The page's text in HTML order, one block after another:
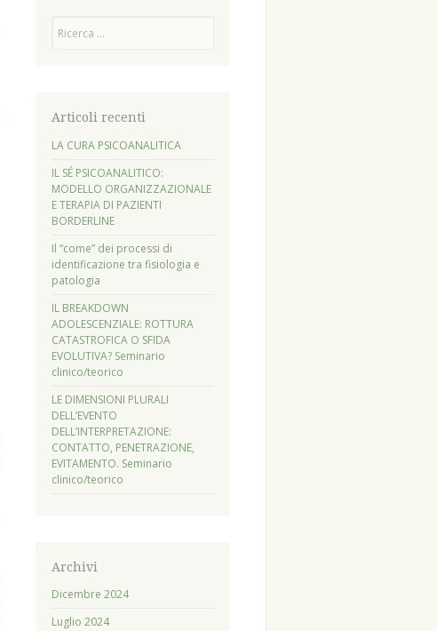
Articoli recenti
LA CURA PSICOANALITICA
IL SÉ PSICOANALITICO:
MODELLO ORGANIZZAZIONALE
E TERAPIA DI PAZIENTI
BORDERLINE
Il “come” dei processi di
identificazione tra fisiologia e
patologia
IL BREAKDOWN
ADOLESCENZIALE: ROTTURA
CATASTROFICA O SFIDA
EVOLUTIVA? Seminario
clinico/teorico
LE DIMENSIONI PLURALI
DELL’EVENTO
DELL’INTERPRETAZIONE:
CONTATTO, PENETRAZIONE,
EVITAMENTO. Seminario
clinico/teorico
Archivi
Dicembre 2024
Luglio 2024